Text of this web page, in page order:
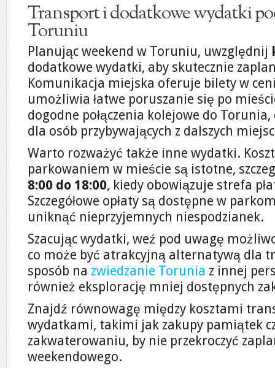
Transport i dodatkowe wydatki
Toruniu
Planując weekend w Toruniu, uwzględnij
dodatkowe wydatki, aby skutecznie
Komunikacja miejska oferuje bilety w
umożliwia łatwe poruszanie się po
dogodne połączenia kolejowe do
dla osób przybywających z dalszych
Warto rozważyć także inne wydatki.
parkowaniem w mieście są istotne,
8:00 do 18:00, kiedy obowiązuje strefa
Szczegółowe opłaty są dostępne w
uniknąć nieprzyjemnych niespodzianek.
Szacując wydatki, weź pod uwagę
co może być atrakcyjną alternatywą dla
sposób na zwiedzanie Torunia z innej
również eksplorację mniej dostępnych
Znajdź równowagę między kosztami
wydatkami, takimi jak zakupy pamiątek
zakwaterowaniu, by nie przekroczyć
weekendowego.